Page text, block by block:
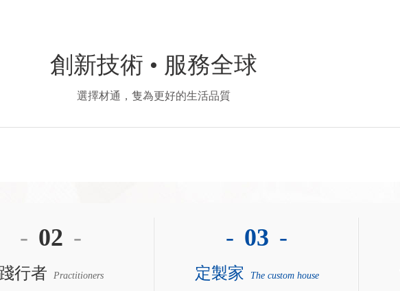
創新技術 • 服務全球
選擇材通，隻為更好的生活品質
- 02 -
行者 Practitioners
- 03 -
定製家 The custom house